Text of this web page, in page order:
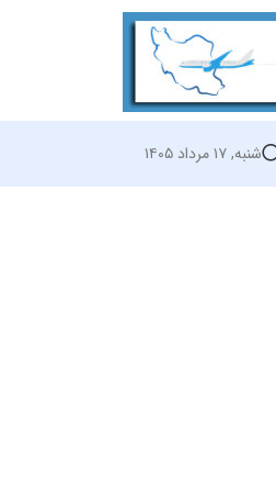
شنبه, ۱۷ مرداد ۱۴۰۵